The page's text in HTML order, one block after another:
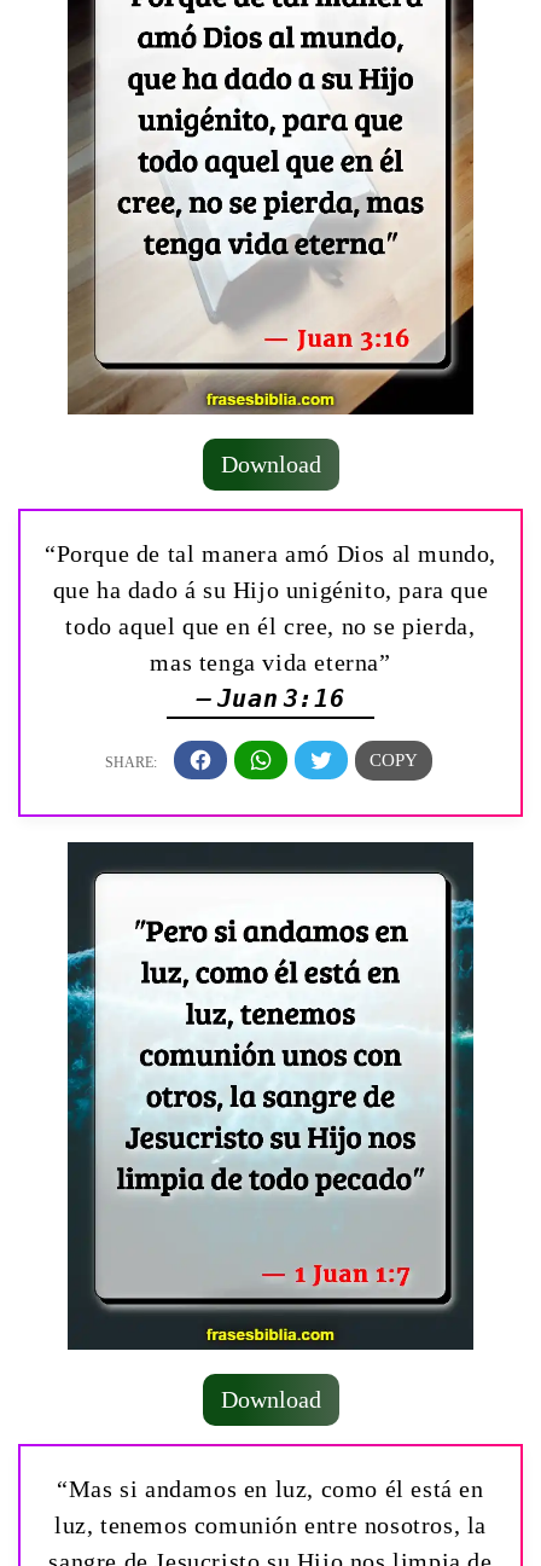
Download
“Porque de tal manera amó Dios al mundo,
que ha dado á su Hijo unigénito, para que
todo aquel que en él cree, no se pierda,
mas tenga vida eterna”
— Juan 3:16
Download
“Mas si andamos en luz, como él está en
luz, tenemos comunión entre nosotros, la